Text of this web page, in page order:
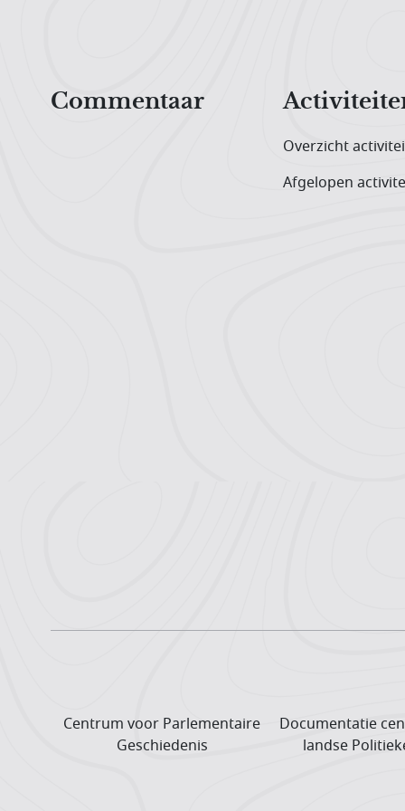
Commentaar
Overzicht
Afgelopen
Centrum voor Parlementaire
Geschiedenis
Documentatie
landse